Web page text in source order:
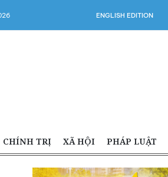
ENGLISH EDITION
CHÍNH TRỊ XÃ HỘI PHÁP LUẬT